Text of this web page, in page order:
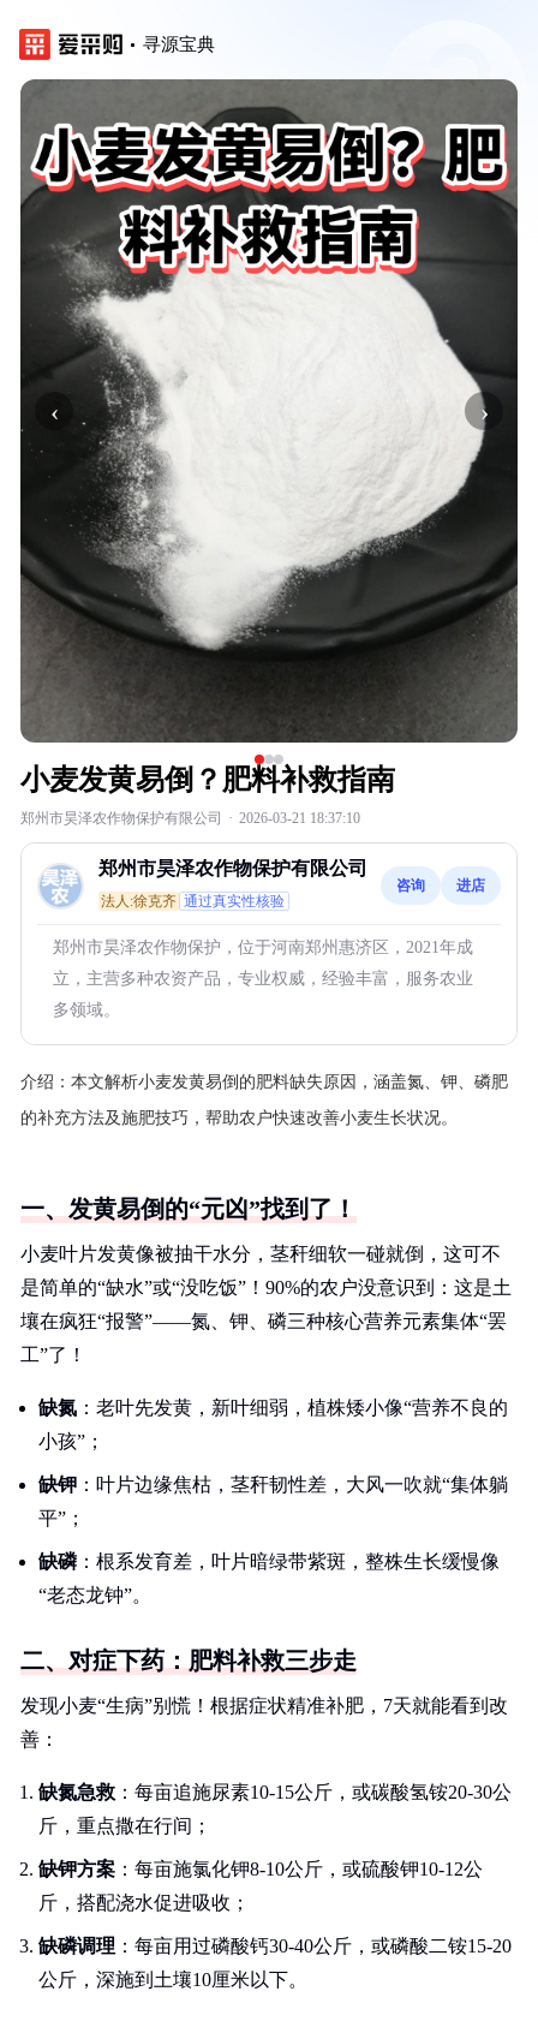
寻源宝典
‹ ›
小麦发黄易倒？肥料补救指南
郑州市昊泽农作物保护有限公司 · 2026-03-21 18:37:10
郑州市昊泽农作物保护有限公司
法人:徐克齐 通过真实性核验
咨询 进店
郑州市昊泽农作物保护，位于河南郑州惠济区，2021年成
立，主营多种农资产品，专业权威，经验丰富，服务农业
多领域。
介绍： 本文解析小麦发黄易倒的肥料缺失原因，涵盖氮、钾、磷肥
的补充方法及施肥技巧，帮助农户快速改善小麦生长状况。
一、发黄易倒的“元凶”找到了！
小麦叶片发黄像被抽干水分，茎秆细软一碰就倒，这可不
是简单的“缺水”或“没吃饭”！90%的农户没意识到：这是土
壤在疯狂“报警”——氮、钾、磷三种核心营养元素集体“罢
工”了！
缺氮 ：老叶先发黄，新叶细弱，植株矮小像“营养不良的
小孩”；
缺钾 ：叶片边缘焦枯，茎秆韧性差，大风一吹就“集体躺
平”；
缺磷 ：根系发育差，叶片暗绿带紫斑，整株生长缓慢像
“老态龙钟”。
二、对症下药：肥料补救三步走
发现小麦“生病”别慌！根据症状精准补肥，7天就能看到改
善：
缺氮急救 ：每亩追施尿素10-15公斤，或碳酸氢铵20-30公
斤，重点撒在行间；
缺钾方案 ：每亩施氯化钾8-10公斤，或硫酸钾10-12公
斤，搭配浇水促进吸收；
缺磷调理 ：每亩用过磷酸钙30-40公斤，或磷酸二铵15-20
公斤，深施到土壤10厘米以下。